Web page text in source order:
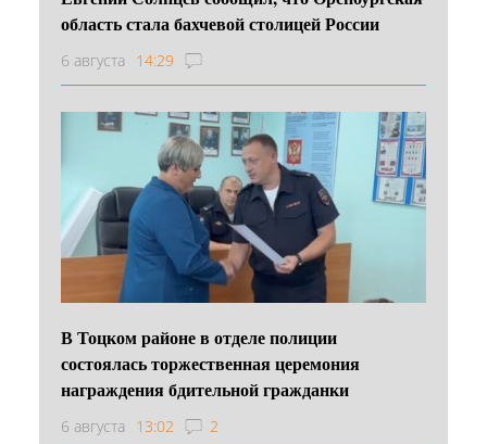
область стала бахчевой столицей России
6 августа 14:29
В Тоцком районе в отделе полиции
состоялась торжественная церемония
награждения бдительной гражданки
6 августа 13:02 2